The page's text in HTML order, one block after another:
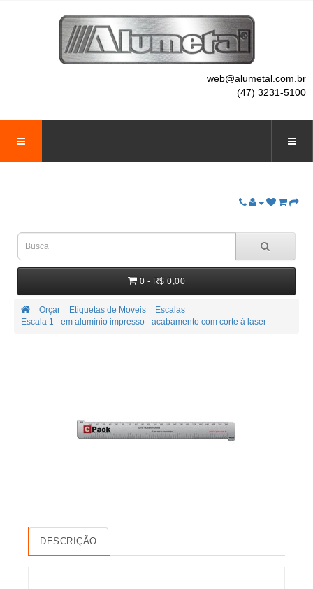
web@alumetal.com.br
(47) 3231-5100
0 - R$ 0,00
Orçar Etiquetas de Moveis
Escalas
Escala 1 - em alumínio impresso - acabamento com corte à laser
DESCRIÇÃO